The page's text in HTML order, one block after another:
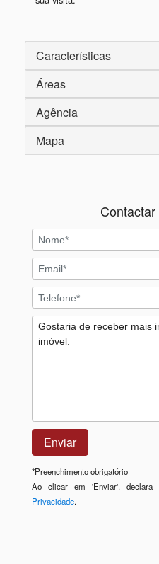
Características
Áreas
Agência
Mapa
*Preenchimento obrigatório
Ao clicar em 'Enviar', declara
Privacidade.